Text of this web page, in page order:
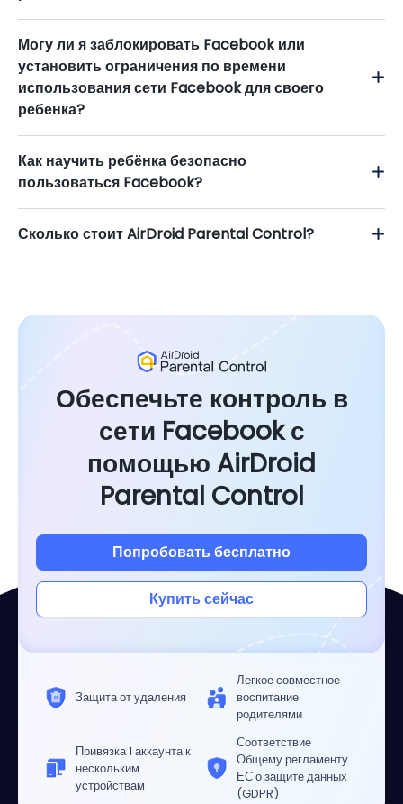
Могу ли я заблокировать Facebook или
установить ограничения по времени
использования сети Facebook для своего
ребенка?
Как научить ребёнка безопасно
пользоваться Facebook?
Сколько стоит AirDroid Parental Control?
Обеспечьте контроль в
сети Facebook с
помощью AirDroid
Parental Control
Попробовать бесплатно
Купить сейчас
Защита от удаления
Легкое совместное
воспитание
родителями
Привязка 1 аккаунта к
нескольким
устройствам
Соответствие
Общему регламенту
ЕС о защите данных
(GDPR)